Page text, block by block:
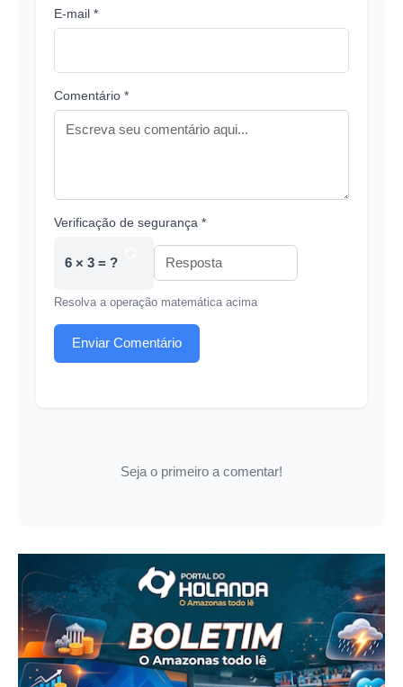
E-mail *
Comentário *
Verificação de segurança *
6 × 3 = ?
Resolva a operação matemática acima
Enviar Comentário
Seja o primeiro a comentar!